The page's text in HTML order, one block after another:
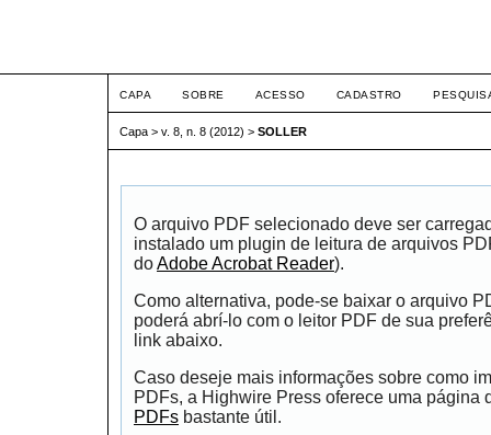
CAPA SOBRE ACESSO CADASTRO
Capa > v. 8, n. 8 (2012) > SOLLER
O arquivo PDF selecionado deve ser
instalado um plugin de leitura de arquivos
doAdobe Acrobat Reader).
Como alternativa, pode-se baixar o arquivo
poderá abrí-lo com o leitor PDF de sua
link abaixo.
Caso deseje mais informações sobre como
PDFs, a Highwire Press oferece uma página
PDFs bastante útil.